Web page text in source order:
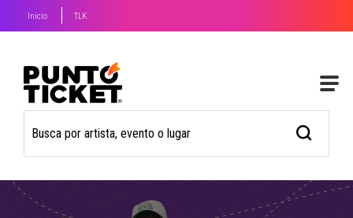
Inicio TLK